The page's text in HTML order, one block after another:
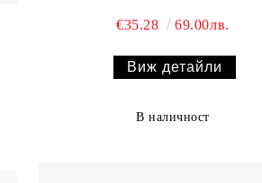
€35.28 69.00лв.
Виж детайли
В наличност